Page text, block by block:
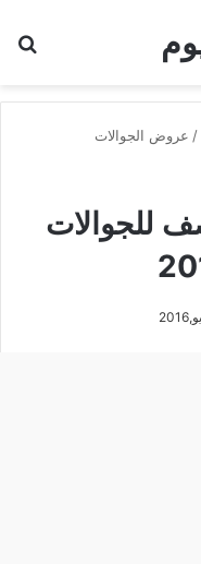
/ عروض الجوالات
للجوالات